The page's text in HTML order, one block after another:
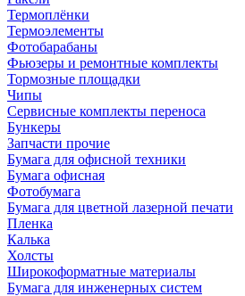
Термоплёнки
Термоэлементы
Фотобарабаны
Фьюзеры и ремонтные комплекты
Тормозные площадки
Чипы
Сервисные комплекты переноса
Бункеры
Запчасти прочие
Бумага для офисной техники
Бумага офисная
Фотобумага
Бумага для цветной лазерной печати
Пленка
Калька
Холсты
Широкоформатные материалы
Бумага для инженерных систем